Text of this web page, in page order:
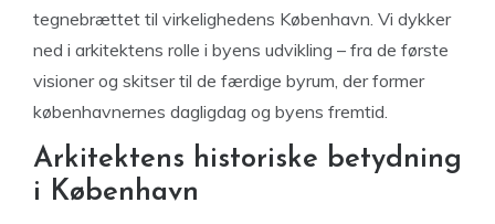
tegnebrættet til virkelighedens København. Vi dykker
ned i arkitektens rolle i byens udvikling – fra de første
visioner og skitser til de færdige byrum, der former
københavnernes dagligdag og byens fremtid.
Arkitektens historiske betydning
i København